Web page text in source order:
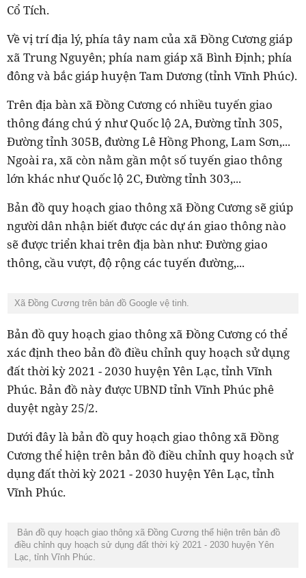
Cổ Tích.
Về vị trí địa lý, phía tây nam của xã Đồng Cương giáp
xã Trung Nguyên; phía nam giáp xã Bình Định; phía
đông và bắc giáp huyện Tam Dương (tỉnh Vĩnh Phúc).
Trên địa bàn xã Đồng Cương có nhiều tuyến giao
thông đáng chú ý như Quốc lộ 2A, Đường tỉnh 305,
Đường tỉnh 305B, đường Lê Hồng Phong, Lam Sơn,...
Ngoài ra, xã còn nằm gần một số tuyến giao thông
lớn khác như Quốc lộ 2C, Đường tỉnh 303,...
Bản đồ quy hoạch giao thông xã Đồng Cương sẽ giúp
người dân nhận biết được các dự án giao thông nào
sẽ được triển khai trên địa bàn như: Đường giao
thông, cầu vượt, độ rộng các tuyến đường,...
Xã Đồng Cương trên bản đồ Google vệ tinh.
Bản đồ quy hoạch giao thông xã Đồng Cương có thể
xác định theo bản đồ điều chỉnh quy hoạch sử dụng
đất thời kỳ 2021 - 2030 huyện Yên Lạc, tỉnh Vĩnh
Phúc. Bản đồ này được UBND tỉnh Vĩnh Phúc phê
duyệt ngày 25/2.
Dưới đây là bản đồ quy hoạch giao thông xã Đồng
Cương thể hiện trên bản đồ điều chỉnh quy hoạch sử
dụng đất thời kỳ 2021 - 2030 huyện Yên Lạc, tỉnh
Vĩnh Phúc.
Bản đồ quy hoạch giao thông xã Đồng Cương thể hiện trên bản đồ
điều chỉnh quy hoạch sử dụng đất thời kỳ 2021 - 2030 huyện Yên
Lạc, tỉnh Vĩnh Phúc.